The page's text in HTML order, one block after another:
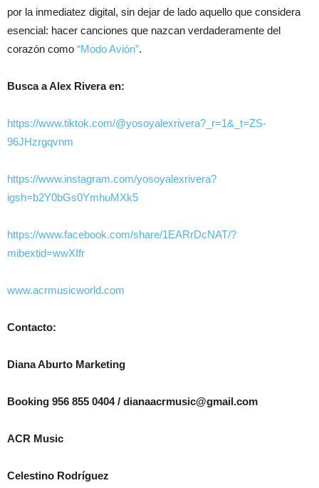
por la inmediatez digital, sin dejar de lado aquello que considera
esencial: hacer canciones que nazcan verdaderamente del
corazón como “Modo Avión”.
Busca a Alex Rivera en:
https://www.tiktok.com/@yosoyalexrivera?_r=1&_t=ZS-
96JHzrgqvnm
https://www.instagram.com/yosoyalexrivera?
igsh=b2Y0bGs0YmhuMXk5
https://www.facebook.com/share/1EARrDcNAT/?
mibextid=wwXIfr
www.acrmusicworld.com
Contacto:
Diana Aburto Marketing
Booking 956 855 0404 / dianaacrmusic@gmail.com
ACR Music
Celestino Rodríguez